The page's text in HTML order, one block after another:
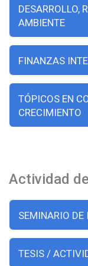
DESARROLLO,
AMBIENTE
FINANZAS
TÓPICOS EN
CRECIMIENTO
Actividad
SEMINARIO
TESIS /